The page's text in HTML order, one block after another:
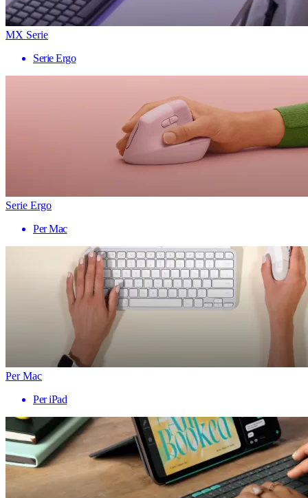
MX Serie
Serie Ergo
Serie Ergo
Per Mac
Per Mac
Per iPad